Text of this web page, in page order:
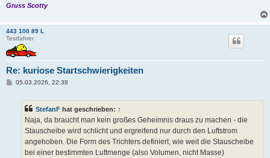
Gruss Scotty
443 100 89 L
Testfahrer
Re: kuriose Startschwierigkeiten
B05.03.2026, 22:38
StefanF hat geschrieben: ↑
Naja, da braucht man kein großes Geheimnis draus zu machen - die
Stauscheibe wird schlicht und ergreifend nur durch den Luftstrom
angehoben. Die Form des Trichters definiert, wie weit die Stauscheibe
bei einer bestimmten Luftmenge (also Volumen, nicht Masse)